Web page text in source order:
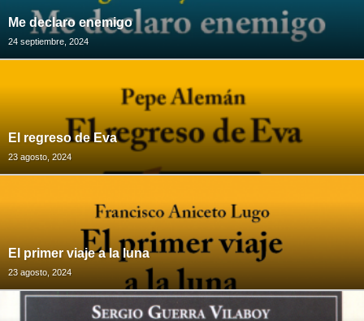
Me declaro enemigo
24 septiembre, 2024
El regreso de Eva
23 agosto, 2024
El primer viaje a la luna
23 agosto, 2024